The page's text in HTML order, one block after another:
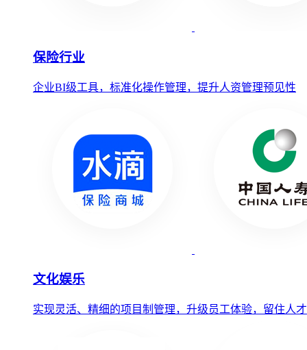
保险行业
企业BI级工具，标准化操作管理，提升人资管理预见性
文化娱乐
实现灵活、精细的项目制管理，升级员工体验，留住人才